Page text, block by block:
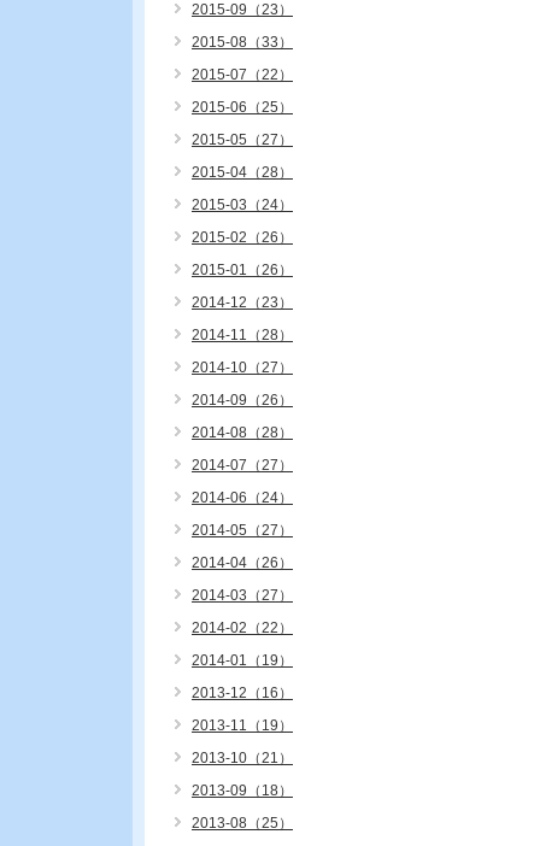
2015-09（23）
2015-08（33）
2015-07（22）
2015-06（25）
2015-05（27）
2015-04（28）
2015-03（24）
2015-02（26）
2015-01（26）
2014-12（23）
2014-11（28）
2014-10（27）
2014-09（26）
2014-08（28）
2014-07（27）
2014-06（24）
2014-05（27）
2014-04（26）
2014-03（27）
2014-02（22）
2014-01（19）
2013-12（16）
2013-11（19）
2013-10（21）
2013-09（18）
2013-08（25）